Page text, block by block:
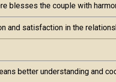
blesses the couple with
and satisfaction in the
better understanding and